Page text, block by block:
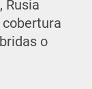
Rusia
o